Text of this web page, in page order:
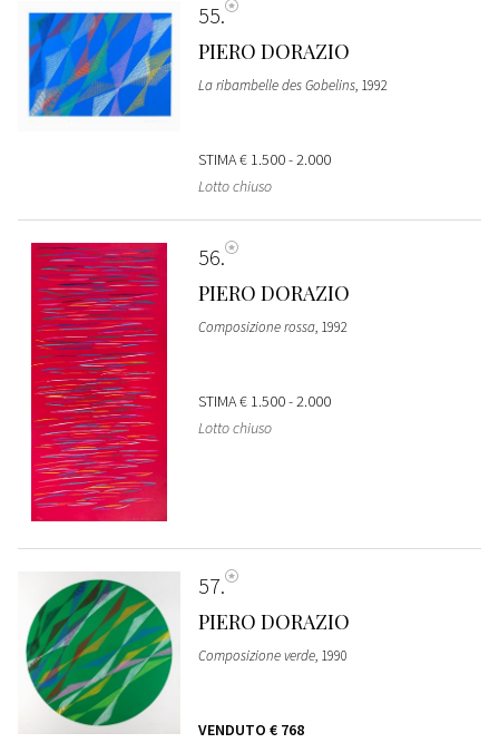
55
PIERO DORAZIO
La ribambelle des Gobelins, 1992
STIMA€ 1.500 - 2.000
Lotto chiuso
56
PIERO DORAZIO
Composizione rossa, 1992
STIMA€ 1.500 - 2.000
Lotto chiuso
57
PIERO DORAZIO
Composizione verde, 1990
VENDUTO € 768